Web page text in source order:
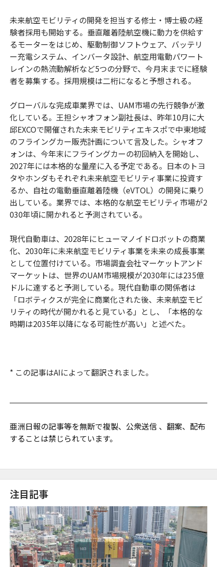
未来航空モビリティの開発を担当する修士・博士級の経
験者採用も開始する。垂直離着陸航空機に動力を供給す
るモーターをはじめ、駆動制御ソフトウェア、バッテリ
ー充電システム、インバータ設計、航空用電動パワート
レインの熱流動解析など5つの分野で、今月末までに経験
者を募集する。採用規模は二桁になると予想される。
グローバルな完成車業界では、UAM市場の先行競争が激
化している。王担シャオフォン副社長は、昨年10月に大
邱EXCOで開催された未来モビリティエキスポで中東地域
のフライングカー販売計画について言及した。シャオフ
ォンは、今年末にフライングカーの初回納入を開始し、
2027年には本格的な量産に入る予定である。日本のトヨ
タやホンダもそれぞれ未来航空モビリティ事業に投資す
るか、自社の電動垂直離着陸機（eVTOL）の開発に乗り
出している。業界では、本格的な航空モビリティ市場が2
030年頃に開かれると予測されている。
現代自動車は、2028年にヒューマノイドロボットの商業
化、2030年に未来航空モビリティ事業を未来の成長事業
として位置付けている。市場調査会社マーケットアンド
マーケットは、世界のUAM市場規模が2030年には235億
ドルに達すると予測している。現代自動車の関係者は
「ロボティクスが完全に商業化された後、未来航空モビ
リティの時代が開かれると見ている」とし、「本格的な
時期は2035年以降になる可能性が高い」と述べた。
* この記事はAIによって翻訳されました。
亜洲日報の記事等を無断で複製、公衆送信 、翻案、配布
することは禁じられています。
注目記事